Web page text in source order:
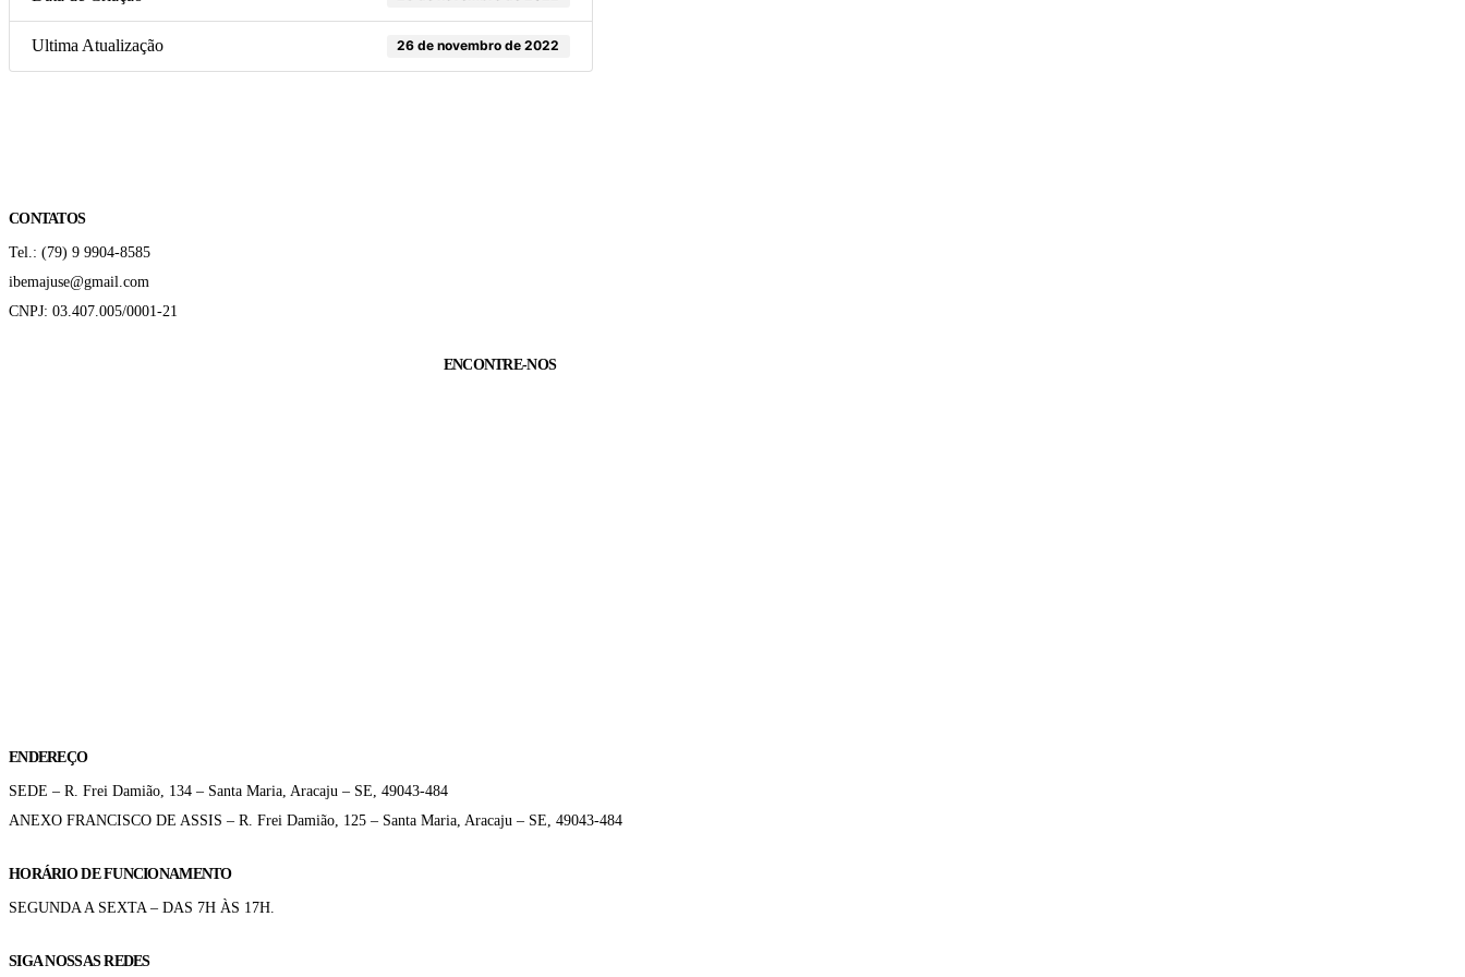
Ultima Atualização 26 de novembro de 2022
CONTATOS
Tel.: (79) 9 9904-8585
ibemajuse@gmail.com
CNPJ: 03.407.005/0001-21
ENCONTRE-NOS
ENDEREÇO
SEDE – R. Frei Damião, 134 – Santa Maria, Aracaju – SE, 49043-484
ANEXO FRANCISCO DE ASSIS – R. Frei Damião, 125 – Santa Maria, Aracaju – SE, 49043-484
HORÁRIO DE FUNCIONAMENTO
SEGUNDA A SEXTA – DAS 7H ÀS 17H.
SIGA NOSSAS REDES